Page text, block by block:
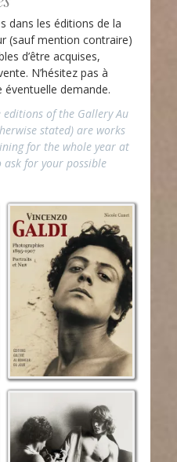
dans les éditions de la
(sauf mention contraire)
d’être acquises,
N’hésitez pas à
demande.
of the Gallery Au
stated) are works
for the whole year at
for your possible